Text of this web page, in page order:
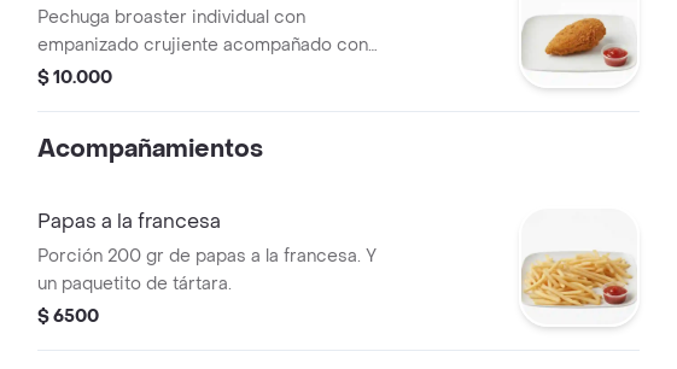
Pechuga broaster individual con
empanizado crujiente acompañado con
80 gr de papa a la francesa, una arepita,
$ 10.000
Acompañamientos
Papas a la francesa
Porción 200 gr de papas a la francesa. Y
un paquetito de tártara.
$ 6500